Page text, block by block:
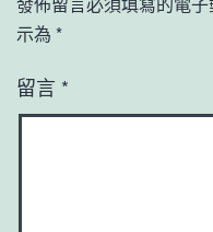
示為 *
留言 *